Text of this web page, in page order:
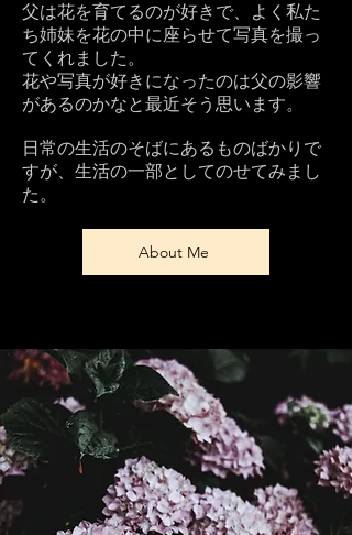
父は花を育てるのが好きで、よく私た
ち姉妹を花の中に座らせて写真を撮っ
てくれました。
花や写真が好きになったのは父の影響
があるのかなと最近そう思います。
日常の生活のそばにあるものばかりで
すが、生活の一部としてのせてみまし
た。
About Me